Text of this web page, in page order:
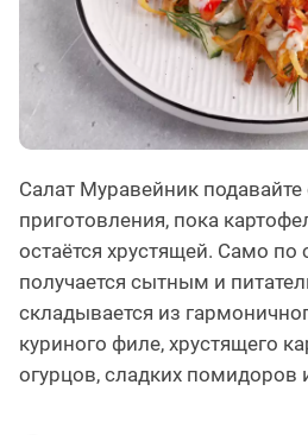
Салат Муравейник подавайте
приготовления, пока
остаётся хрустящей. Само по
получается сытным и
складывается из
куриного филе, хрустящего
огурцов, сладких помидоров